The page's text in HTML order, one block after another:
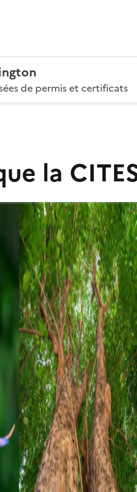
de permis et certificats
la